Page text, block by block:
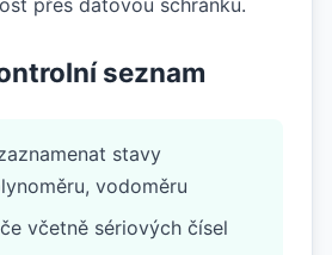
přes datovou schránku.
seznam
stavy
vodoměru
včetně sériových čísel